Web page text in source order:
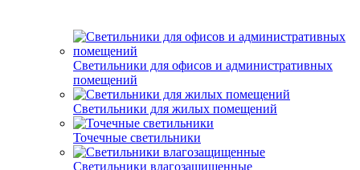
Светильники для офисов и административных
помещений
Светильники для жилых помещений
Точечные светильники
Светильники влагозащищенные